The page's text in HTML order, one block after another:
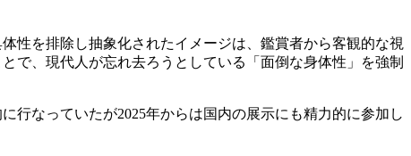
性を排除し抽象化されたイメージは、鑑賞者から客観的な視
で、現代人が忘れ去ろうとしている「面倒な身体性」を強制
行なっていたが2025年からは国内の展示にも精力的に参加し